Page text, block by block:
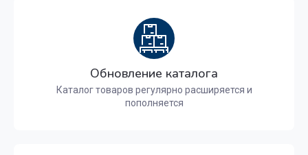
Обновление каталога
Каталог товаров регулярно расширяется и
пополняется